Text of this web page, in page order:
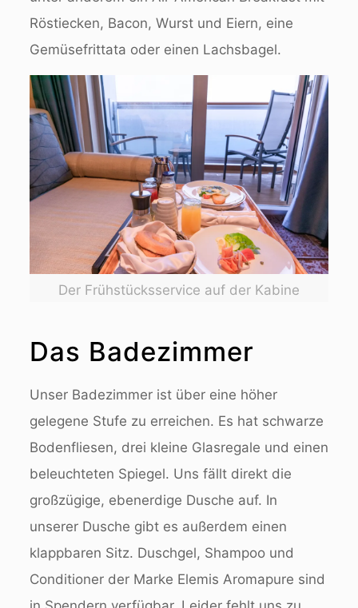
Röstiecken, Bacon, Wurst und Eiern, eine
Gemüsefrittata oder einen Lachsbagel.
Der Frühstücksservice auf der Kabine
Das Badezimmer
Unser Badezimmer ist über eine höher
gelegene Stufe zu erreichen. Es hat schwarze
Bodenfliesen, drei kleine Glasregale und einen
beleuchteten Spiegel. Uns fällt direkt die
großzügige, ebenerdige Dusche auf. In
unserer Dusche gibt es außerdem einen
klappbaren Sitz. Duschgel, Shampoo und
Conditioner der Marke Elemis Aromapure sind